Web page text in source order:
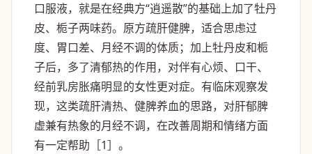
口服液，就是在经典方“逍遥散”的基础上加了牡丹
皮、栀子两味药。原方疏肝健脾，适合思虑过
度、胃口差、月经不调的体质；加上牡丹皮和栀
子后，多了清郁热的作用，对伴有心烦、口干、
经前乳房胀痛明显的女性更对症。有临床观察发
现，这类疏肝清热、健脾养血的思路，对肝郁脾
虚兼有热象的月经不调，在改善周期和情绪方面
有一定帮助［1］。